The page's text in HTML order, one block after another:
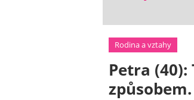
Rodina a vztahy
Petra